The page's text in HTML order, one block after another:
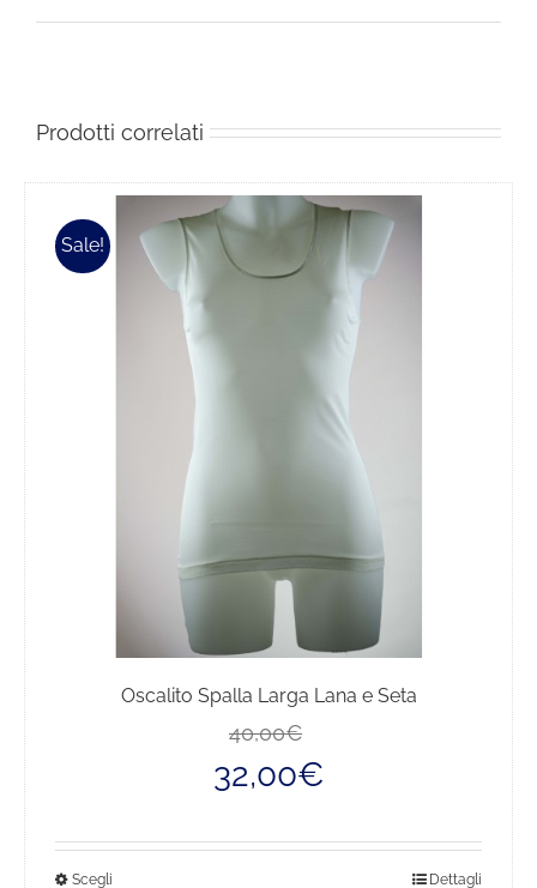
Prodotti correlati
Sale!
Oscalito Spalla Larga Lana e Seta
40,00€
32,00€
Scegli Dettagli